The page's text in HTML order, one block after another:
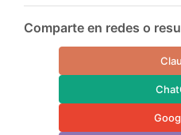
Comparte en redes o